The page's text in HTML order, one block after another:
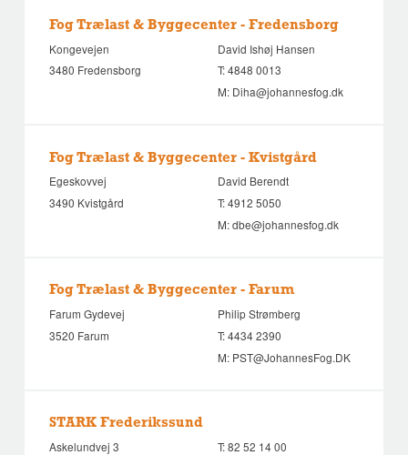
Fog Trælast & Byggecenter - Fredensborg
Kongevejen
3480 Fredensborg
David Ishøj Hansen
T:4848 0013
M: Diha@johannesfog.dk
Fog Trælast & Byggecenter - Kvistgård
Egeskovvej
3490 Kvistgård
David Berendt
T:4912 5050
M:dbe@johannesfog.dk
Fog Trælast & Byggecenter - Farum
Farum Gydevej
3520 Farum
Philip Strømberg
T:4434 2390
M: PST@JohannesFog.DK
STARK Frederikssund
Askelundvej 3
T:82 52 14 00